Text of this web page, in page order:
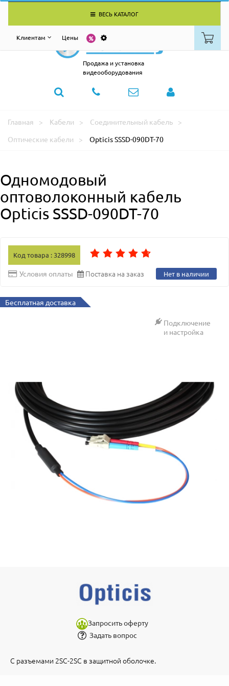
ВЕСЬ КАТАЛОГ
Клиентам Цены
Продажа и установка
видеооборудования
Главная Кабели
Соединительный кабель
Оптические кабели
Opticis SSSD-090DT-70
Одномодовый
оптоволоконный кабель
Opticis SSSD-090DT-70
Код товара : 328998
Условия оплаты Поставка на заказ Нет в наличии
Бесплатная доставка
Подключение
и настройка
Запросить оферту
Задать вопрос
С разъемами 2SC-2SC в защитной оболочке.